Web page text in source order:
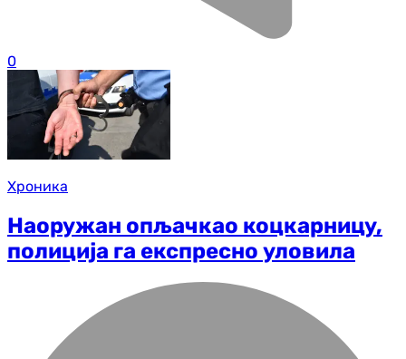
0
Хроника
Наоружан опљачкао коцкарницу,
полиција га експресно уловила